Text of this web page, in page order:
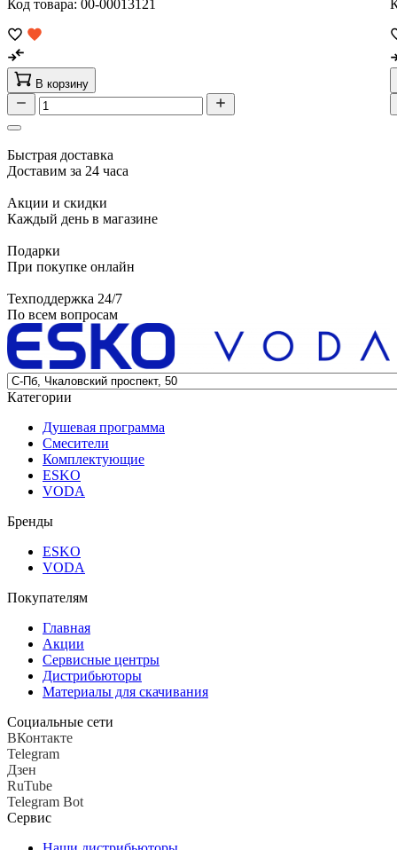
Код товара: 00-00013121
В корзину
Быстрая доставка
Доставим за 24 часа
Акции и скидки
Каждый день в магазине
Подарки
При покупке онлайн
Техподдержка 24/7
По всем вопросам
Категории
Душевая программа
Смесители
Комплектующие
ESKO
VODA
Бренды
ESKO
VODA
Покупателям
Главная
Акции
Сервисные центры
Дистрибьюторы
Материалы для скачивания
Социальные сети
ВКонтакте
Telegram
Дзен
RuTube
Telegram Bot
Сервис